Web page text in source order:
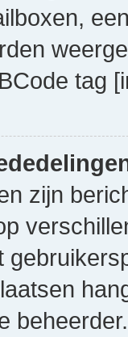
tag
zijn
beheerder.